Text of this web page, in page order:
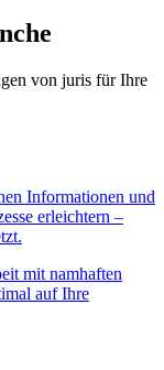
von juris für Ihre
Informationen und
erleichtern –
mit namhaften
auf Ihre